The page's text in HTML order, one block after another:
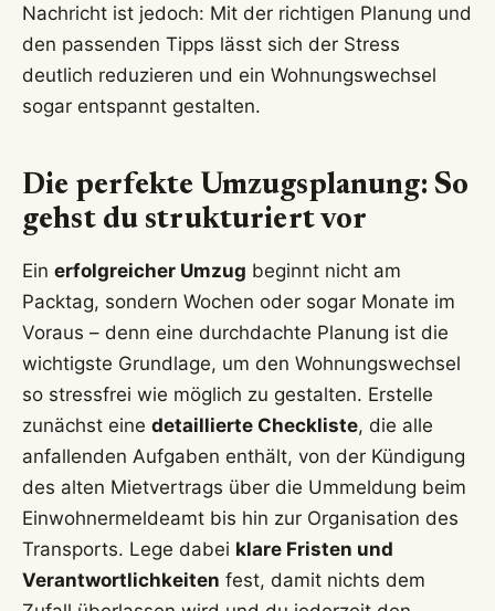
Nachricht ist jedoch: Mit der richtigen Planung und
den passenden Tipps lässt sich der Stress
deutlich reduzieren und ein Wohnungswechsel
sogar entspannt gestalten.
Die perfekte Umzugsplanung: So
gehst du strukturiert vor
Ein erfolgreicher Umzug beginnt nicht am
Packtag, sondern Wochen oder sogar Monate im
Voraus – denn eine durchdachte Planung ist die
wichtigste Grundlage, um den Wohnungswechsel
so stressfrei wie möglich zu gestalten. Erstelle
zunächst eine detaillierte Checkliste, die alle
anfallenden Aufgaben enthält, von der Kündigung
des alten Mietvertrags über die Ummeldung beim
Einwohnermeldeamt bis hin zur Organisation des
Transports. Lege dabei klare Fristen und
Verantwortlichkeiten fest, damit nichts dem